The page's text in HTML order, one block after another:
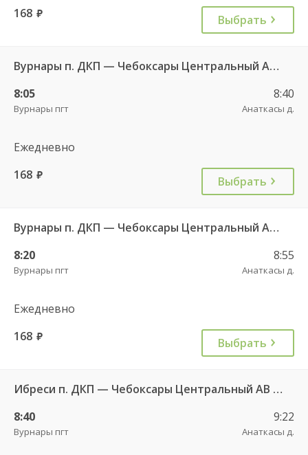
168 руб. Выбрать
Вурнары п. ДКП — Чебоксары Центральный АВ 521
8:05
Вурнары пгт
8:40
Анаткасы д.
Ежедневно
168 руб. Выбрать
Вурнары п. ДКП — Чебоксары Центральный АВ 521
8:20
Вурнары пгт
8:55
Анаткасы д.
Ежедневно
168 руб. Выбрать
Ибреси п. ДКП — Чебоксары Центральный АВ 541
8:40
Вурнары пгт
9:22
Анаткасы д.